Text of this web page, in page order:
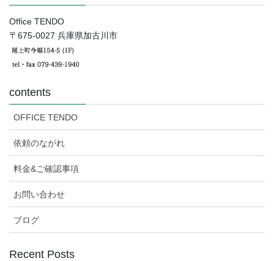
Office TENDO
〒675-0027 兵庫県加古川市
contents
OFFICE TENDO
依頼のながれ
料金&ご確認事項
お問い合わせ
ブログ
Recent Posts